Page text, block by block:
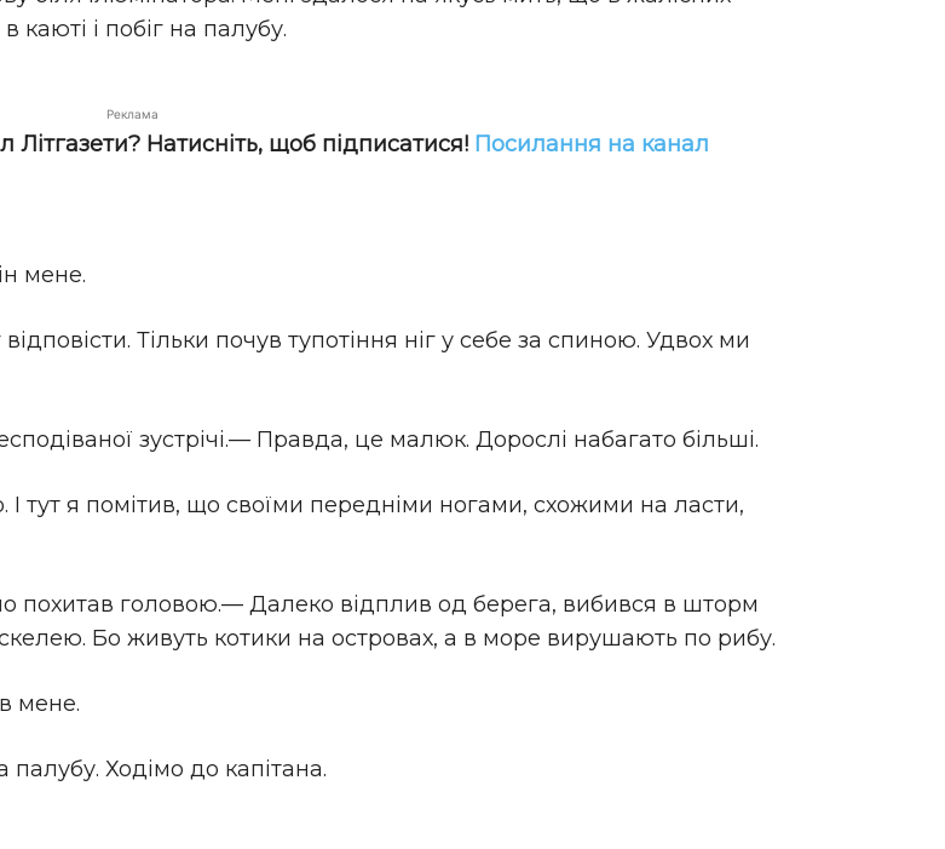
каюті і побіг на палубу.
Реклама
Натисніть, щоб підписатися! Посилання на канал
мене.
Тільки почув тупотіння ніг у себе за спиною. Удвох ми
зустрічі.— Правда, це малюк. Дорослі набагато більші.
І тут я помітив, що своїми передніми ногами, схожими на ласти,
похитав головою.— Далеко відплив од берега, вибився в шторм
Бо живуть котики на островах, а в море вирушають по рибу.
мене.
Ходімо до капітана.